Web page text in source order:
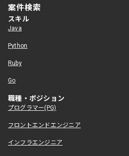
案件検索
スキル
Java
Python
Ruby
Go
職種・ポジション
プログラマー(PG)
フロントエンドエンジニア
インフラエンジニア